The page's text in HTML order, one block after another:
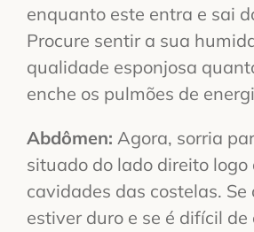
enquanto este entra e sai
Procure sentir a sua
qualidade esponjosa
enche os pulmões de
Abdômen: Agora, sorria
situado do lado direito logo
cavidades das costelas. Se
estiver duro e se é difícil de